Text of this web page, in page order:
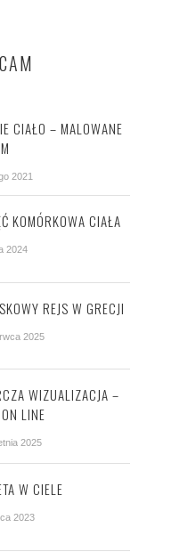
CIAŁO – MALOWANE
2021
KOMÓRKOWA CIAŁA
2024
REJS W GRECJI
2025
WIZUALIZACJA –
LINE
2025
W CIELE
2023